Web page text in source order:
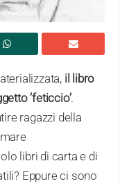
il libro
’feticcio’.
ragazzi della
libri di carta e di
Eppure ci sono